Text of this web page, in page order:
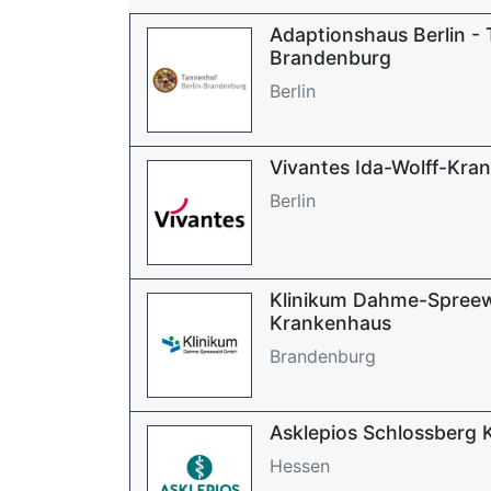
Adaptionshaus Berlin -
Brandenburg
Berlin
Vivantes Ida-Wolff-
Berlin
Klinikum Dahme-
Krankenhaus
Brandenburg
Asklepios Schlossberg
Hessen